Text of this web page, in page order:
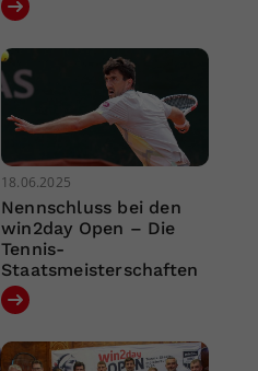
18.06.2025
Nennschluss bei den
win2day Open – Die
Tennis-
Staatsmeisterschaften